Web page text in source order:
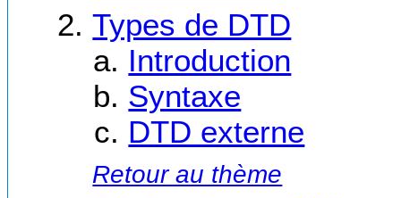
Types de DTD
Introduction
Syntaxe
DTD externe
Retour au thème